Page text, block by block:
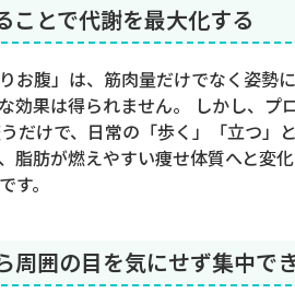
ことで代謝を最大化する
お腹」は、筋肉量だけでなく姿勢
効果は得られません。 しかし、
だけで、日常の「歩く」「立つ」
脂肪が燃えやすい痩せ体質へと変
す。
周囲の目を気にせず集中で